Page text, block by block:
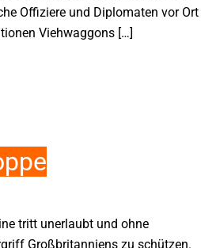
Offiziere und Diplomaten vor Ort
Viehwaggons […]
tritt unerlaubt und ohne
Großbritanniens zu schützen.